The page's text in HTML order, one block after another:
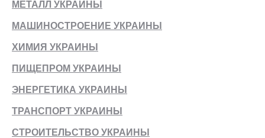
МЕТАЛЛ УКРАИНЫ
МАШИНОСТРОЕНИЕ УКРАИНЫ
ХИМИЯ УКРАИНЫ
ПИЩЕПРОМ УКРАИНЫ
ЭНЕРГЕТИКА УКРАИНЫ
ТРАНСПОРТ УКРАИНЫ
СТРОИТЕЛЬСТВО УКРАИНЫ